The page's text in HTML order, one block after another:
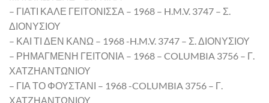
– ΓΙΑΤΙ ΚΑΛΕ ΓΕΙΤΟΝΙΣΣΑ – 1968 – H.M.V. 3747 – Σ.
ΔΙΟΝΥΣΙΟΥ
– ΚΑΙ ΤΙ ΔΕΝ ΚΑΝΩ – 1968 -H.M.V. 3747 – Σ. ΔΙΟΝΥΣΙΟΥ
– ΡΗΜΑΓΜΕΝΗ ΓΕΙΤΟΝΙΑ – 1968 – COLUMBIA 3756 – Γ.
ΧΑΤΖΗΑΝΤΩΝΙΟΥ
– ΓΙΑ ΤΟ ΦΟΥΣΤΑΝΙ – 1968 -COLUMBIA 3756 – Γ.
ΧΑΤΖΗΑΝΤΩΝΙΟΥ